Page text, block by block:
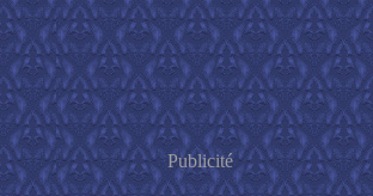
Publicité